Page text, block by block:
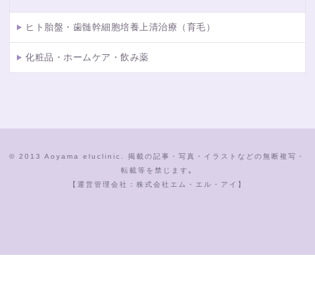
ヒト胎盤・歯髄幹細胞培養上清治療（育毛）
化粧品・ホームケア・飲み薬
© 2013 Aoyama eluclinic. 掲載の記事・写真・イラストなどの無断複写・
転載等を禁じます｡
【運営管理会社：株式会社エム・エル・アイ】